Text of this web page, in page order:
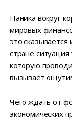
Паника вокруг
мировых
это
стране ситуация
которую
вызывает
Чего ждать от
экономических